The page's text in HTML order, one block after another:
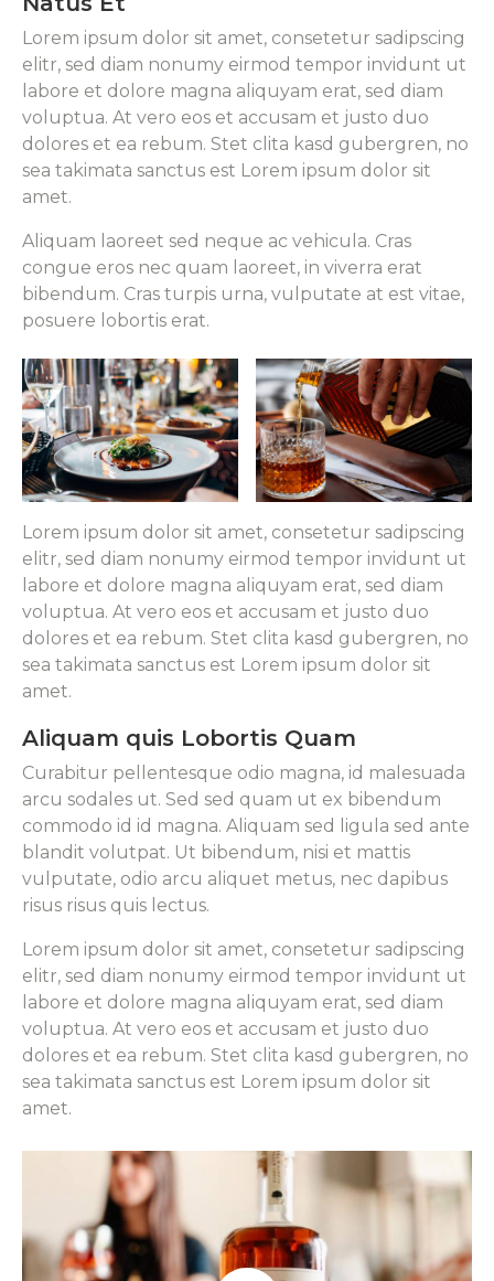
Lorem ipsum dolor sit amet, consetetur sadipscing
elitr, sed diam nonumy eirmod tempor invidunt ut
labore et dolore magna aliquyam erat, sed diam
voluptua. At vero eos et accusam et justo duo
dolores et ea rebum. Stet clita kasd gubergren, no
sea takimata sanctus est Lorem ipsum dolor sit
amet.
Aliquam laoreet sed neque ac vehicula. Cras
congue eros nec quam laoreet, in viverra erat
bibendum. Cras turpis urna, vulputate at est vitae,
posuere lobortis erat.
Lorem ipsum dolor sit amet, consetetur sadipscing
elitr, sed diam nonumy eirmod tempor invidunt ut
labore et dolore magna aliquyam erat, sed diam
voluptua. At vero eos et accusam et justo duo
dolores et ea rebum. Stet clita kasd gubergren, no
sea takimata sanctus est Lorem ipsum dolor sit
amet.
Aliquam quis Lobortis Quam
Curabitur pellentesque odio magna, id malesuada
arcu sodales ut. Sed sed quam ut ex bibendum
commodo id id magna. Aliquam sed ligula sed ante
blandit volutpat. Ut bibendum, nisi et mattis
vulputate, odio arcu aliquet metus, nec dapibus
risus risus quis lectus.
Lorem ipsum dolor sit amet, consetetur sadipscing
elitr, sed diam nonumy eirmod tempor invidunt ut
labore et dolore magna aliquyam erat, sed diam
voluptua. At vero eos et accusam et justo duo
dolores et ea rebum. Stet clita kasd gubergren, no
sea takimata sanctus est Lorem ipsum dolor sit
amet.